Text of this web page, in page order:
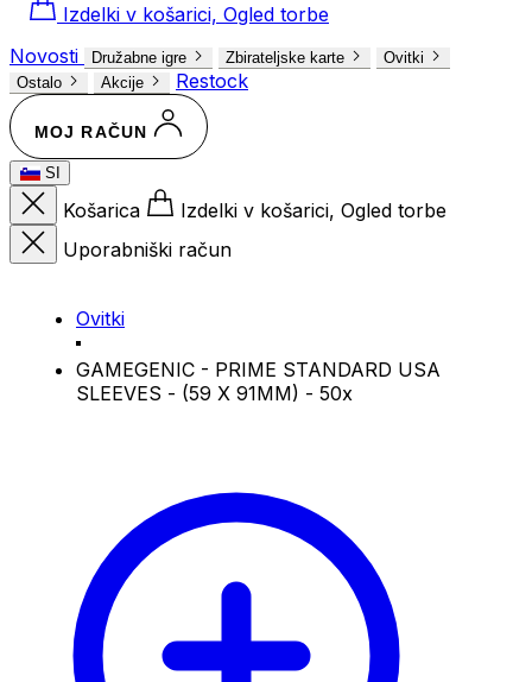
Izdelki v košarici, Ogled torbe
Novosti
Družabne igre Zbirateljske karte
Ovitki
Ostalo
Akcije Restock
MOJ RAČUN
SI
Košarica
Izdelki v košarici, Ogled torbe
Uporabniški račun
Ovitki
GAMEGENIC - PRIME STANDARD USA
SLEEVES - (59 X 91MM) - 50x